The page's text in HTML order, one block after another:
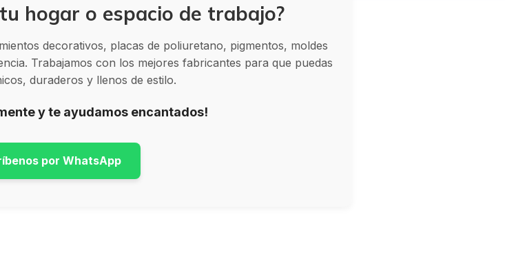
hogar o espacio de trabajo?
decorativos, placas de poliuretano, pigmentos, moldes
Trabajamos con los mejores fabricantes para que puedas
duraderos y llenos de estilo.
y te ayudamos encantados!
por WhatsApp